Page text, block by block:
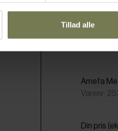
Tillad alle
Amefa
Varenr:
Din pris